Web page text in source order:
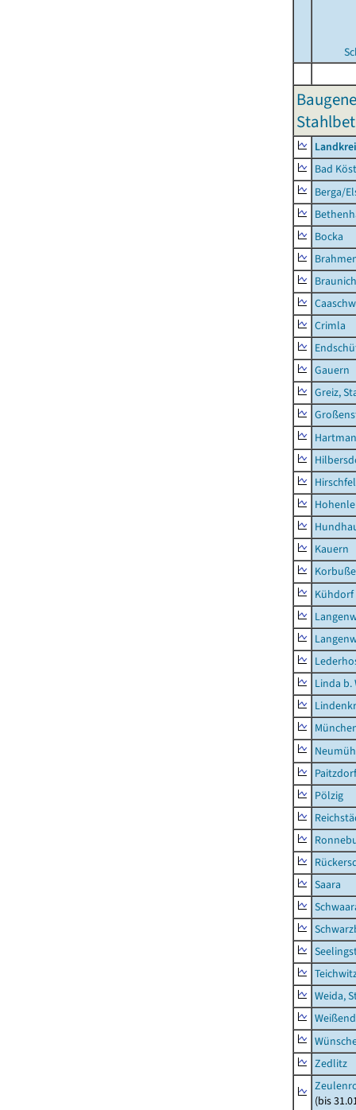
Bad
Berga/
Bocka
Crimla
Gauern
Greiz,
Kauern
Kühdorf
Linda b.
Paitzdorf
Pölzig
Saara
Weida,
Zedlitz
(bis